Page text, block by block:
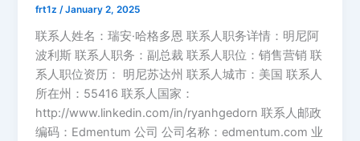
frt1z/January 2, 2025
联系人姓名：瑞安·哈格多恩 联系人职务详情：明尼阿
波利斯 联系人职务：副总裁 联系人职位：销售营销 联
系人职位资历： 明尼苏达州 联系人城市：美国 联系人
所在州：55416 联系人国家：
http://www.linkedin.com/in/ryanhgedorn 联系人邮政
编码：Edmentum 公司 公司名称：edmentum.com 业